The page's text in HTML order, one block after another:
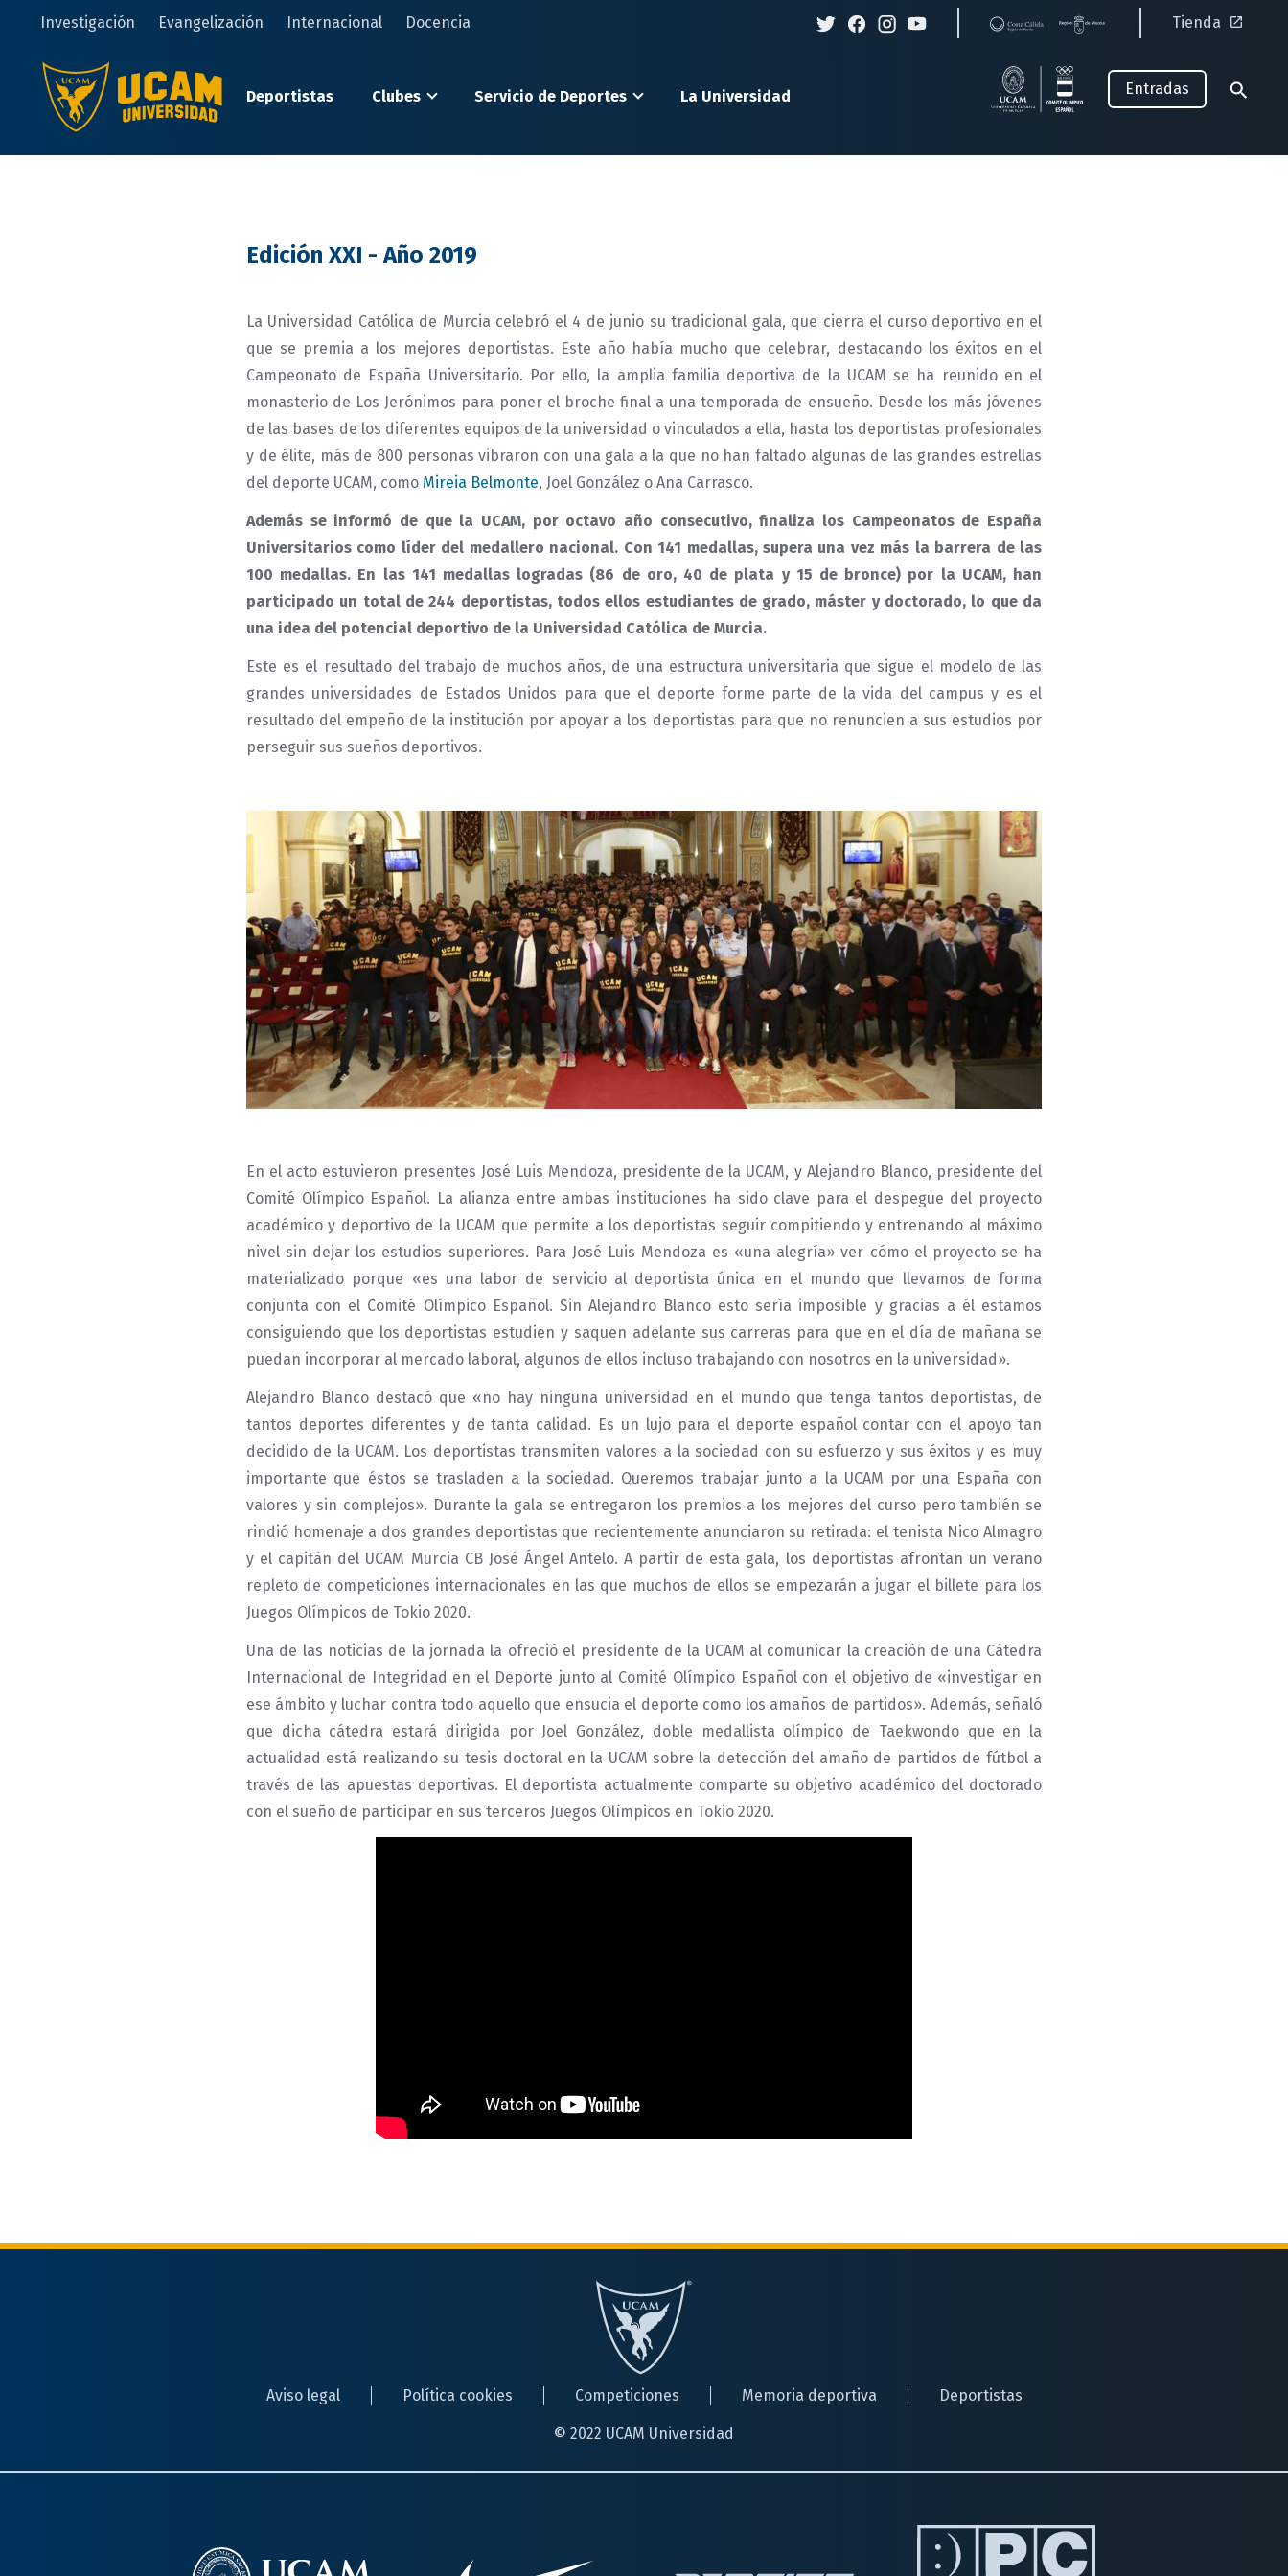
principal
Investigación Evangelización Internacional Docencia Tienda
Deportistas Clubes Servicio de Deportes La Universidad Entradas
Edición XXI - Año 2019
La Universidad Católica de Murcia celebró el 4 de junio su tradicional gala, que cierra el curso deportivo en el
que se premia a los mejores deportistas. Este año había mucho que celebrar, destacando los éxitos en el
Campeonato de España Universitario. Por ello, la amplia familia deportiva de la UCAM se ha reunido en el
monasterio de Los Jerónimos para poner el broche final a una temporada de ensueño. Desde los más jóvenes
de las bases de los diferentes equipos de la universidad o vinculados a ella, hasta los deportistas profesionales
y de élite, más de 800 personas vibraron con una gala a la que no han faltado algunas de las grandes estrellas
del deporte UCAM, como Mireia Belmonte, Joel González o Ana Carrasco.
Además se informó de que la UCAM, por octavo año consecutivo, finaliza los Campeonatos de España
Universitarios como líder del medallero nacional. Con 141 medallas, supera una vez más la barrera de las
100 medallas. En las 141 medallas logradas (86 de oro, 40 de plata y 15 de bronce) por la UCAM, han
participado un total de 244 deportistas, todos ellos estudiantes de grado, máster y doctorado, lo que da
una idea del potencial deportivo de la Universidad Católica de Murcia.
Este es el resultado del trabajo de muchos años, de una estructura universitaria que sigue el modelo de las
grandes universidades de Estados Unidos para que el deporte forme parte de la vida del campus y es el
resultado del empeño de la institución por apoyar a los deportistas para que no renuncien a sus estudios por
perseguir sus sueños deportivos.
En el acto estuvieron presentes José Luis Mendoza, presidente de la UCAM, y Alejandro Blanco, presidente del
Comité Olímpico Español. La alianza entre ambas instituciones ha sido clave para el despegue del proyecto
académico y deportivo de la UCAM que permite a los deportistas seguir compitiendo y entrenando al máximo
nivel sin dejar los estudios superiores. Para José Luis Mendoza es «una alegría» ver cómo el proyecto se ha
materializado porque «es una labor de servicio al deportista única en el mundo que llevamos de forma
conjunta con el Comité Olímpico Español. Sin Alejandro Blanco esto sería imposible y gracias a él estamos
consiguiendo que los deportistas estudien y saquen adelante sus carreras para que en el día de mañana se
puedan incorporar al mercado laboral, algunos de ellos incluso trabajando con nosotros en la universidad».
Alejandro Blanco destacó que «no hay ninguna universidad en el mundo que tenga tantos deportistas, de
tantos deportes diferentes y de tanta calidad. Es un lujo para el deporte español contar con el apoyo tan
decidido de la UCAM. Los deportistas transmiten valores a la sociedad con su esfuerzo y sus éxitos y es muy
importante que éstos se trasladen a la sociedad. Queremos trabajar junto a la UCAM por una España con
valores y sin complejos». Durante la gala se entregaron los premios a los mejores del curso pero también se
rindió homenaje a dos grandes deportistas que recientemente anunciaron su retirada: el tenista Nico Almagro
y el capitán del UCAM Murcia CB José Ángel Antelo. A partir de esta gala, los deportistas afrontan un verano
repleto de competiciones internacionales en las que muchos de ellos se empezarán a jugar el billete para los
Juegos Olímpicos de Tokio 2020.
Una de las noticias de la jornada la ofreció el presidente de la UCAM al comunicar la creación de una Cátedra
Internacional de Integridad en el Deporte junto al Comité Olímpico Español con el objetivo de «investigar en
ese ámbito y luchar contra todo aquello que ensucia el deporte como los amaños de partidos». Además, señaló
que dicha cátedra estará dirigida por Joel González, doble medallista olímpico de Taekwondo que en la
actualidad está realizando su tesis doctoral en la UCAM sobre la detección del amaño de partidos de fútbol a
través de las apuestas deportivas. El deportista actualmente comparte su objetivo académico del doctorado
con el sueño de participar en sus terceros Juegos Olímpicos en Tokio 2020.
Aviso legal Política cookies Competiciones Memoria deportiva Deportistas
© 2022 UCAM Universidad